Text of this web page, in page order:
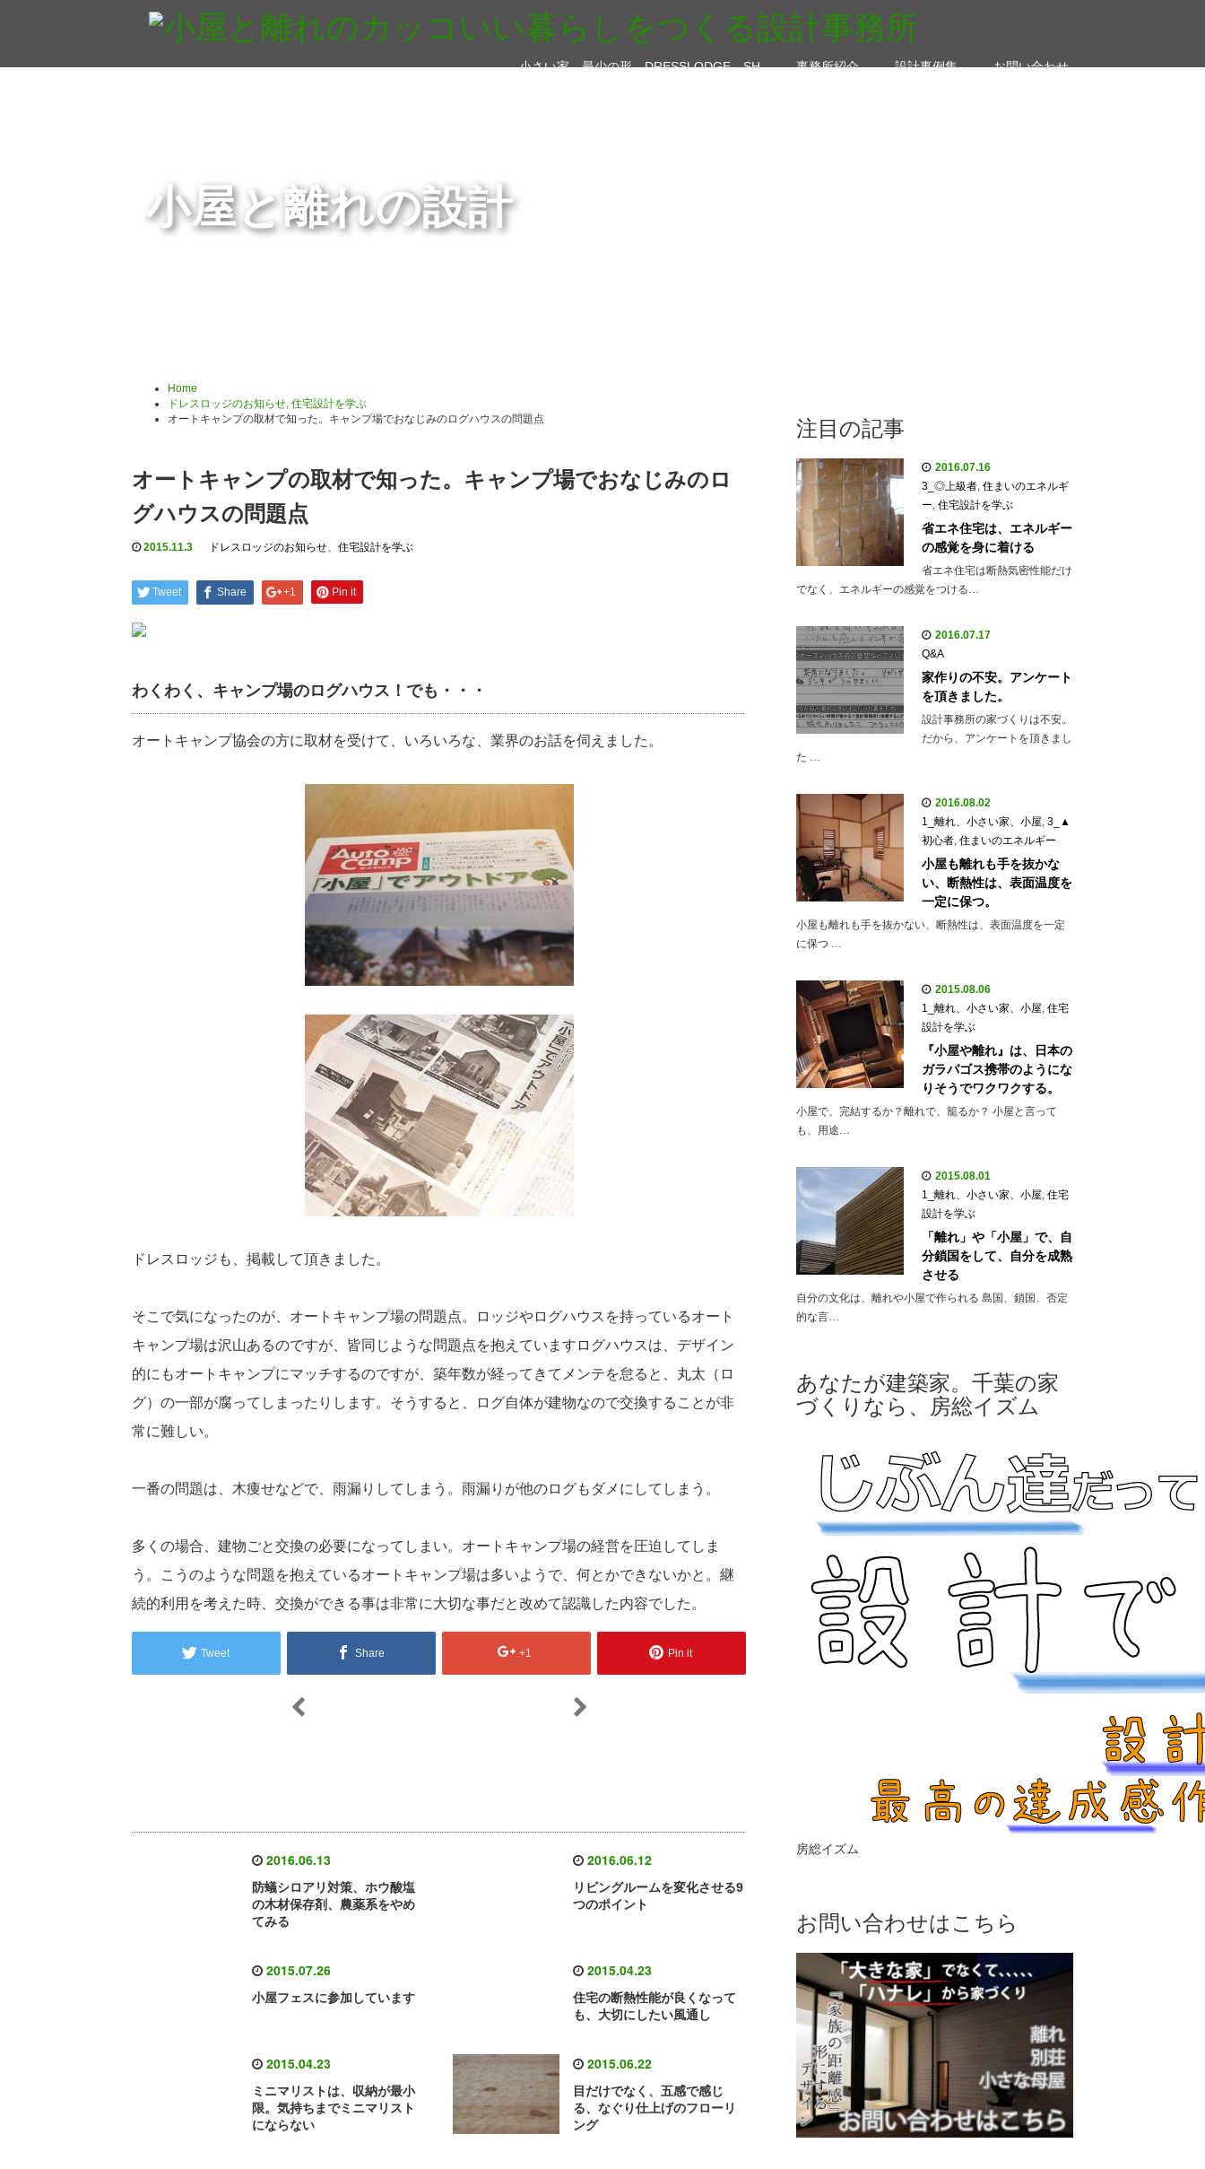
小さい家 最少の形 DRESSLODGE＿SH 事務所紹介 設計事例集 お問い合わせ
小屋と離れの設計
Home
ドレスロッジのお知らせ, 住宅設計を学ぶ
オートキャンプの取材で知った。キャンプ場でおなじみのログハウスの問題点
オートキャンプの取材で知った。キャンプ場でおなじみのロ
グハウスの問題点
2015.11.3 ドレスロッジのお知らせ、 住宅設計を学ぶ
Tweet Share +1 Pin it
わくわく、キャンプ場のログハウス！でも・・・
オートキャンプ協会の方に取材を受けて、いろいろな、業界のお話を伺えました。
ドレスロッジも、掲載して頂きました。
そこで気になったのが、オートキャンプ場の問題点。ロッジやログハウスを持っているオート
キャンプ場は沢山あるのですが、皆同じような問題点を抱えていますログハウスは、デザイン
的にもオートキャンプにマッチするのですが、築年数が経ってきてメンテを怠ると、丸太（ロ
グ）の一部が腐ってしまったりします。そうすると、ログ自体が建物なので交換することが非
常に難しい。
一番の問題は、木痩せなどで、雨漏りしてしまう。雨漏りが他のログもダメにしてしまう。
多くの場合、建物ごと交換の必要になってしまい。オートキャンプ場の経営を圧迫してしま
う。こうのような問題を抱えているオートキャンプ場は多いようで、何とかできないかと。継
続的利用を考えた時、交換ができる事は非常に大切な事だと改めて認識した内容でした。
Tweet Share +1 Pin it
2016.06.13
防蟻シロアリ対策、ホウ酸塩
の木材保存剤、農薬系をやめ
てみる
2016.06.12
リビングルームを変化させる9
つのポイント
2015.07.26
小屋フェスに参加しています
2015.04.23
住宅の断熱性能が良くなって
も、大切にしたい風通し
2015.04.23
ミニマリストは、収納が最小
限。気持ちまでミニマリスト
にならない
2015.06.22
目だけでなく、五感で感じ
る、なぐり仕上げのフローリ
ング
注目の記事
2016.07.16
3_◎上級者,住まいのエネルギ
ー,住宅設計を学ぶ
省エネ住宅は、エネルギー
の感覚を身に着ける
省エネ住宅は断熱気密性能だけ
でなく、エネルギーの感覚をつける…
2016.07.17
Q&A
家作りの不安。アンケート
を頂きました。
設計事務所の家づくりは不安。
だから、アンケートを頂きまし
た …
2016.08.02
1_離れ、小さい家、小屋,3_▲
初心者,住まいのエネルギー
小屋も離れも手を抜かな
い、断熱性は、表面温度を
一定に保つ。
小屋も離れも手を抜かない、断熱性は、表面温度を一定
に保つ …
2015.08.06
1_離れ、小さい家、小屋,住宅
設計を学ぶ
『小屋や離れ』は、日本の
ガラパゴス携帯のようにな
りそうでワクワクする。
小屋で、完結するか？離れで、籠るか？ 小屋と言って
も、用途…
2015.08.01
1_離れ、小さい家、小屋,住宅
設計を学ぶ
「離れ」や「小屋」で、自
分鎖国をして、自分を成熟
させる
自分の文化は、離れや小屋で作られる 島国、鎖国、否定
的な言…
あなたが建築家。千葉の家
づくりなら、房総イズム
房総イズム
お問い合わせはこちら